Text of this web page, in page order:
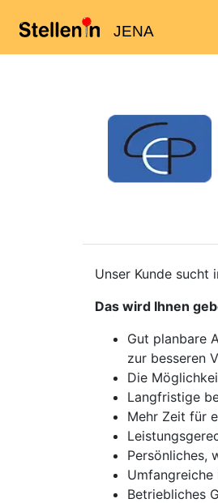
JENA
Unser Kunde sucht
Das wird Ihnen
Gut planbare
zur besseren
Die
Langfristige
Mehr Zeit für
Persönliches,
Betriebliches